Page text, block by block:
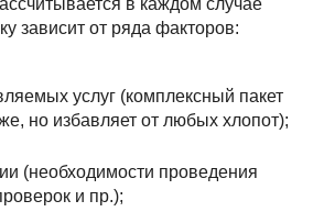
в каждом случае
зависит от ряда факторов:
услуг (комплексный пакет
но избавляет от любых хлопот);
(необходимости проведения
и пр.);